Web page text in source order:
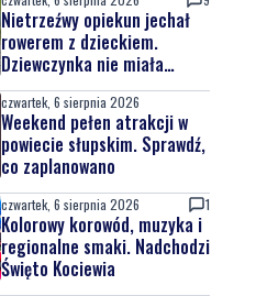
Nietrzeźwy opiekun jechał
rowerem z dzieckiem.
Dziewczynka nie miała
kasku
czwartek, 6 sierpnia 2026
Weekend pełen atrakcji w
powiecie słupskim. Sprawdź,
co zaplanowano
czwartek, 6 sierpnia 2026 1
Kolorowy korowód, muzyka i
regionalne smaki. Nadchodzi
Święto Kociewia